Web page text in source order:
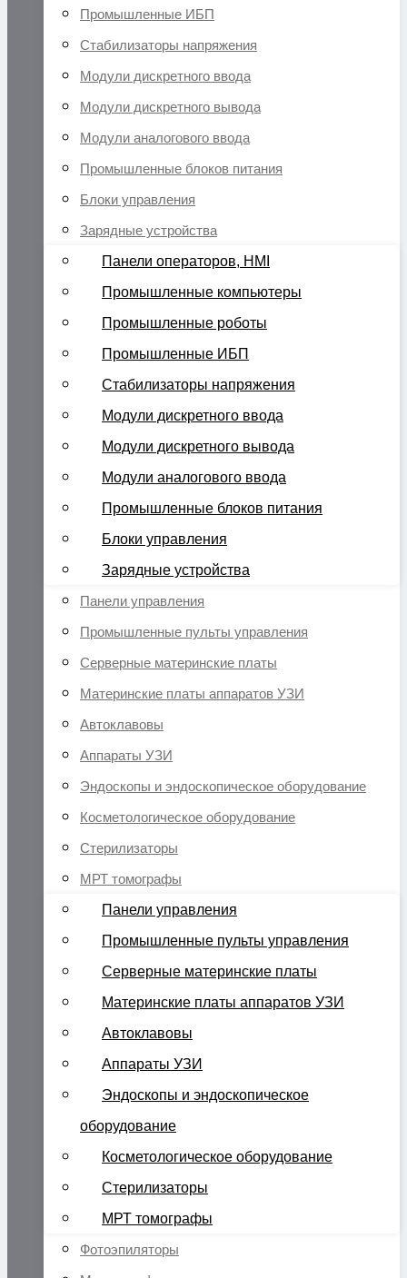
Промышленные ИБП
Стабилизаторы напряжения
Модули дискретного ввода
Модули дискретного вывода
Модули аналогового ввода
Промышленные блоков питания
Блоки управления
Зарядные устройства
Панели операторов, HMI
Промышленные компьютеры
Промышленные роботы
Промышленные ИБП
Стабилизаторы напряжения
Модули дискретного ввода
Модули дискретного вывода
Модули аналогового ввода
Промышленные блоков питания
Блоки управления
Зарядные устройства
Панели управления
Промышленные пульты управления
Серверные материнские платы
Материнские платы аппаратов УЗИ
Автоклавовы
Аппараты УЗИ
Эндоскопы и эндоскопическое оборудование
Косметологическое оборудование
Стерилизаторы
МРТ томографы
Панели управления
Промышленные пульты управления
Серверные материнские платы
Материнские платы аппаратов УЗИ
Автоклавовы
Аппараты УЗИ
Эндоскопы и эндоскопическое
оборудование
Косметологическое оборудование
Стерилизаторы
МРТ томографы
Фотоэпиляторы